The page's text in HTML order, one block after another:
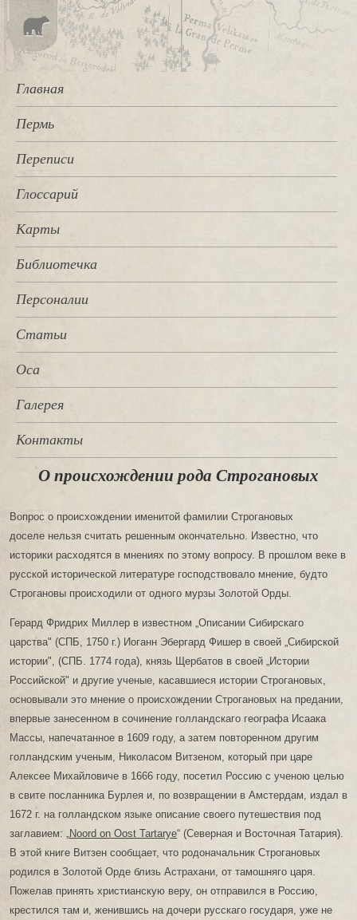
Главная
Пермь
Переписи
Глоссарий
Карты
Библиотечка
Персоналии
Статьи
Оса
Галерея
Контакты
О происхождении рода Строгановых
Вопрос о происхождении именитой фамилии Строгановых
доселе нельзя считать решенным окончательно. Известно, что
историки расходятся в мнениях по этому вопросу. В прошлом веке в
русской исторической литературе господствовало мнение, будто
Строгановы происходили от одного мурзы Золотой Орды.
Герард Фридрих Миллер в известном „Описании Сибирскаго
царства" (СПБ, 1750 г.) Иоганн Эбергард Фишер в своей „Сибирской
истории", (СПБ. 1774 года), князь Щербатов в своей „Истории
Российской" и другие ученые, касавшиеся истории Строгановых,
основывали это мнение о происхождении Строгановых на предании,
впервые занесенном в сочинение голландскаго географа Исаака
Массы, напечатанное в 1609 году, а затем повторенном другим
голландским ученым, Николасом Витзеном, который при царе
Алексее Михайловиче в 1666 году, посетил Россию с ученою целью
в свите посланника Бурлея и, по возвращении в Амстердам, издал в
1672 г. на голландском языке описание своего путешествия под
заглавием: „ Noord оn Oost Tartarye“ (Северная и Восточная Татария).
В этой книге Витзен сообщает, что родоначальник Строгановых
родился в Золотой Орде близь Астрахани, от тамошняго царя.
Пожелав принять христианскую веру, он отправился в Россию,
крестился там и, женившись на дочери русскаго государя, уже не